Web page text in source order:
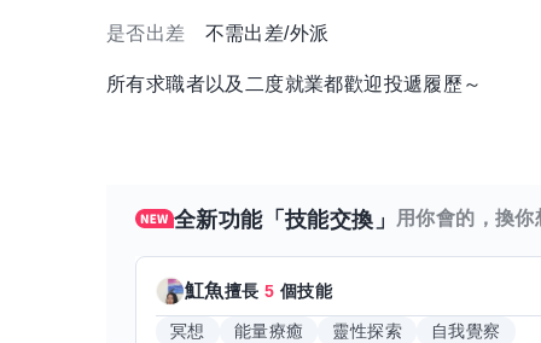
是否出差 不需出差/外派
所有求職者以及二度就業都歡迎投遞履歷～
全新功能「技能交換」 用你會的，換
魟魚擅長5 個技能
冥想 能量療癒 靈性探索
自我覺察